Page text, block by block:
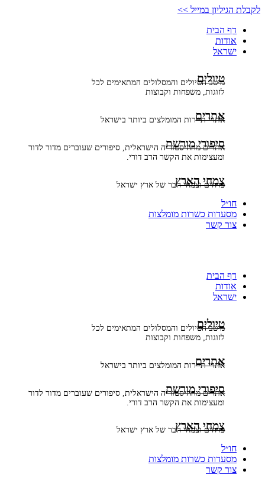
דלג
לקבלת הגיליון במייל >>
דף הבית
אודות
ישראל
טיולים
מיטב הטיולים והמסלולים המתאימים לכל
לזוגות, משפחות וקבוצות
אתרים
אתרי תיירות המומלצים ביותר בישראל
סיפורי מורשת
אתרים מההיסטוריה הישראלית, סיפורים שעוברים מדור לדור
ומעצימות את הקשר הרב דורי.
צמחי הארץ
פרחים וצמחי הבר של ארץ ישראל
חו״ל
מסעדות כשרות מומלצות
צור קשר
דף הבית
אודות
ישראל
טיולים
מיטב הטיולים והמסלולים המתאימים לכל
לזוגות, משפחות וקבוצות
אתרים
אתרי תיירות המומלצים ביותר בישראל
סיפורי מורשת
אתרים מההיסטוריה הישראלית, סיפורים שעוברים מדור לדור
ומעצימות את הקשר הרב דורי.
צמחי הארץ
פרחים וצמחי הבר של ארץ ישראל
חו״ל
מסעדות כשרות מומלצות
צור קשר